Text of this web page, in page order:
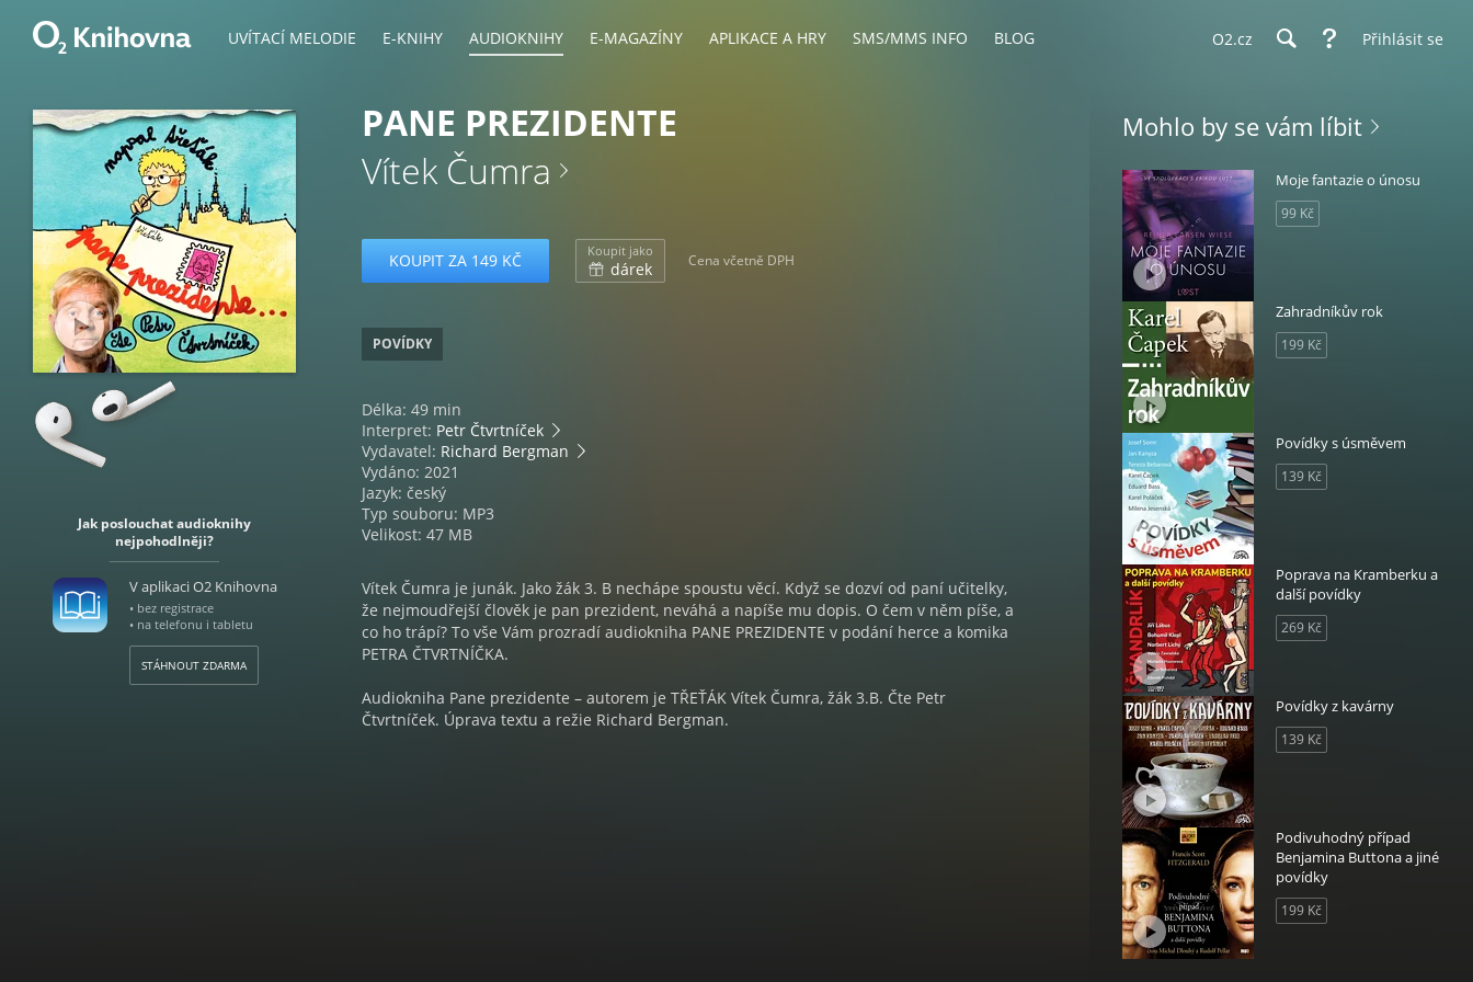
UVÍTACÍ MELODIE E-KNIHY AUDIOKNIHY E-MAGAZÍNY APLIKACE A HRY SMS/MMS INFO BLOG O2.cz Přihlásit se
Jak poslouchat audioknihy
nejpohodlněji?
V aplikaci O2 Knihovna
• bez registrace
• na telefonu i tabletu
STÁHNOUT ZDARMA
PANE PREZIDENTE
Vítek Čumra
KOUPIT ZA 149 KČ Koupit jako
dárek Cena včetně DPH
POVÍDKY
Délka: 49 min
Interpret: Petr Čtvrtníček
Vydavatel: Richard Bergman
Vydáno: 2021
Jazyk: český
Typ souboru: MP3
Velikost: 47 MB
Vítek Čumra je junák. Jako žák 3. B nechápe spoustu věcí. Když se dozví od paní učitelky,
že nejmoudřejší člověk je pan prezident, neváhá a napíše mu dopis. O čem v něm píše, a
co ho trápí? To vše Vám prozradí audiokniha PANE PREZIDENTE v podání herce a komika
PETRA ČTVRTNÍČKA.
Audiokniha Pane prezidente – autorem je TŘEŤÁK Vítek Čumra, žák 3.B. Čte Petr
Čtvrtníček. Úprava textu a režie Richard Bergman.
Mohlo by se vám líbit
Moje fantazie o únosu
99 Kč
Zahradníkův rok
199 Kč
Povídky s úsměvem
139 Kč
Poprava na Kramberku a
další povídky
269 Kč
Povídky z kavárny
139 Kč
Podivuhodný případ
Benjamina Buttona a jiné
povídky
199 Kč